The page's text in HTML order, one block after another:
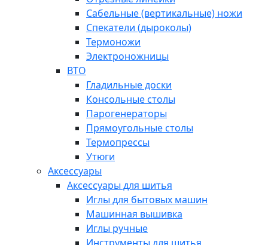
Сабельные (вертикальные) ножи
Спекатели (дыроколы)
Термоножи
Электроножницы
ВТО
Гладильные доски
Консольные столы
Парогенераторы
Прямоугольные столы
Термопрессы
Утюги
Аксессуары
Аксессуары для шитья
Иглы для бытовых машин
Машинная вышивка
Иглы ручные